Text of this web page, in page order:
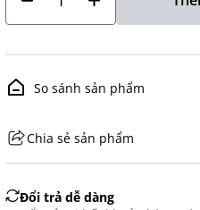
So sánh sản phẩm
GHS07 - Advarsel
Chia sẻ sản phẩm
Đổi trả dễ dàng